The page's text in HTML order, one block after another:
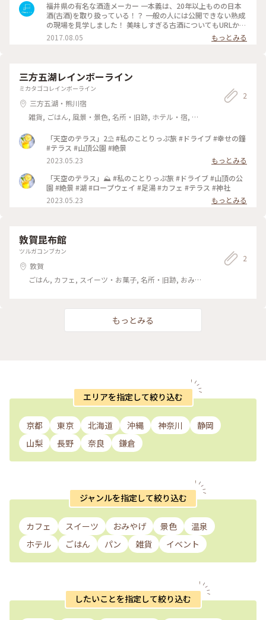
福井県の有名な酒造メーカー 一本義は、20年以上ものの日本
酒(古酒)を取り扱っている！？ 一般の人には公開できない熟成
の現場を見学しました！ 美味しすぎる古酒についてもURLから
どうぞ！ #涼 #Dearふくい #福井県 #勝山市 #福井市 #日本酒 #
古酒 #長期熟成酒 #一本義
2017.08.05 もっとみる
三方五湖レインボーライン
ミカタゴコレインボーライン
三方五湖・熊川宿
雑貨, ごはん, 風景・景色, 名所・旧跡, ホテル・宿, お
2
「天空のテラス」2⛱️ #私のことりっぷ旅 #ドライブ #幸せの鐘
#テラス #山頂公園 #絶景
2023.05.23
もっとみる
「天空のテラス」⛰️ #私のことりっぷ旅 #ドライブ #山頂の公
園 #絶景 #湖 #ロープウェイ #足湯 #カフェ #テラス #神社
2023.05.23
もっとみる
敦賀昆布館
ツルガコンブカン
敦賀
ごはん, カフェ, スイーツ・お菓子, 名所・旧跡, おみ
2
もっとみる
エリアを指定して絞り込む
京都 東京 北海道 沖縄 神奈川
静岡
山梨
長野 奈良 鎌倉
ジャンルを指定して絞り込む
カフェ スイーツ おみやげ 景色
温泉
ホテル
ごはん パン 雑貨 イベント
したいことを指定して絞り込む